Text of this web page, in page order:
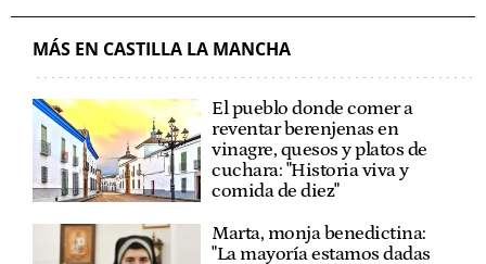
MÁS EN CASTILLA LA MANCHA
El pueblo donde comer a
reventar berenjenas en
vinagre, quesos y platos de
cuchara: "Historia viva y
comida de diez"
Marta, monja benedictina:
"La mayoría estamos dadas